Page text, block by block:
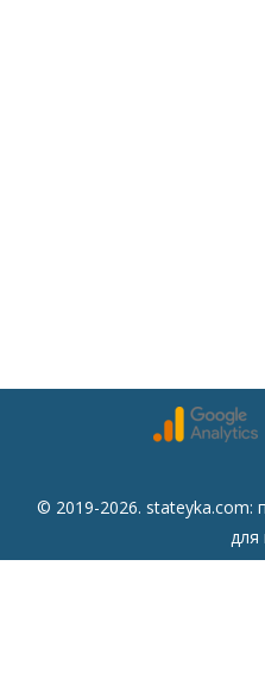
© 2019-2026. stateyka.com:
для